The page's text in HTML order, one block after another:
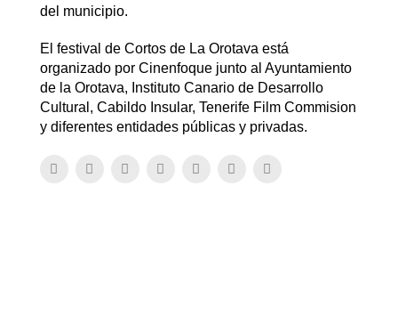
del municipio.
El festival de Cortos de La Orotava está
organizado por Cinenfoque junto al Ayuntamiento
de la Orotava, Instituto Canario de Desarrollo
Cultural, Cabildo Insular, Tenerife Film Commision
y diferentes entidades públicas y privadas.